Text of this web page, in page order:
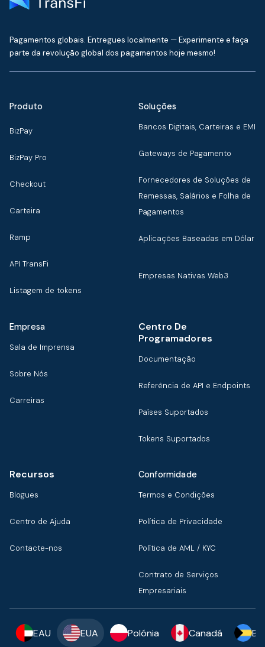
Pagamentos globais. Entregues localmente — Experimente e faça
parte da revolução global dos pagamentos hoje mesmo!
Produto
BizPay
BizPay Pro
Checkout
Carteira
Ramp
API TransFi
Listagem de tokens
Soluções
Bancos Digitais, Carteiras e EMI
Gateways de Pagamento
Fornecedores de Soluções de
Remessas, Salários e Folha de
Pagamentos
Aplicações Baseadas em Dólar
Empresas Nativas Web3
Empresa
Sala de Imprensa
Sobre Nós
Carreiras
Centro De
Programadores
Documentação
Referência de API e Endpoints
Países Suportados
Tokens Suportados
Recursos
Blogues
Centro de Ajuda
Contacte-nos
Conformidade
Termos e Condições
Política de Privacidade
Política de AML / KYC
Contrato de Serviços
Empresariais
EAU EUA Polónia Canadá